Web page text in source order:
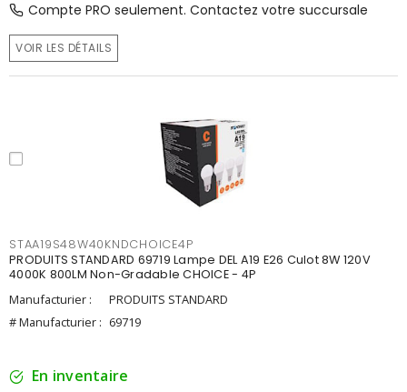
Compte PRO seulement. Contactez votre succursale
VOIR LES DÉTAILS
STAA19S48W40KNDCHOICE4P
PRODUITS STANDARD 69719 Lampe DEL A19 E26 Culot 8W 120V
4000K 800LM Non-Gradable CHOICE - 4P
Manufacturier :
PRODUITS STANDARD
# Manufacturier : 69719
En inventaire